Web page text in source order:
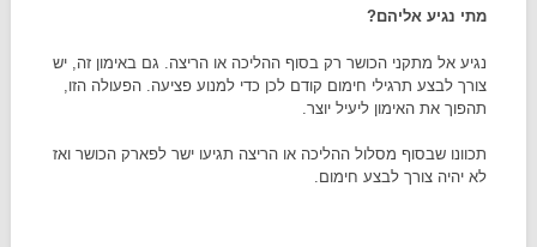
מתי נגיע אליהם?
נגיע אל מתקני הכושר רק בסוף ההליכה או הריצה. גם באימון זה, יש
צורך לבצע תרגילי חימום קודם לכן כדי למנוע פציעה. הפעולה הזו,
תהפוך את האימון ליעיל יוצר.
תכוונו שבסוף מסלול ההליכה או הריצה תגיעו ישר לפארק הכושר ואז
לא יהיה צורך לבצע חימום.